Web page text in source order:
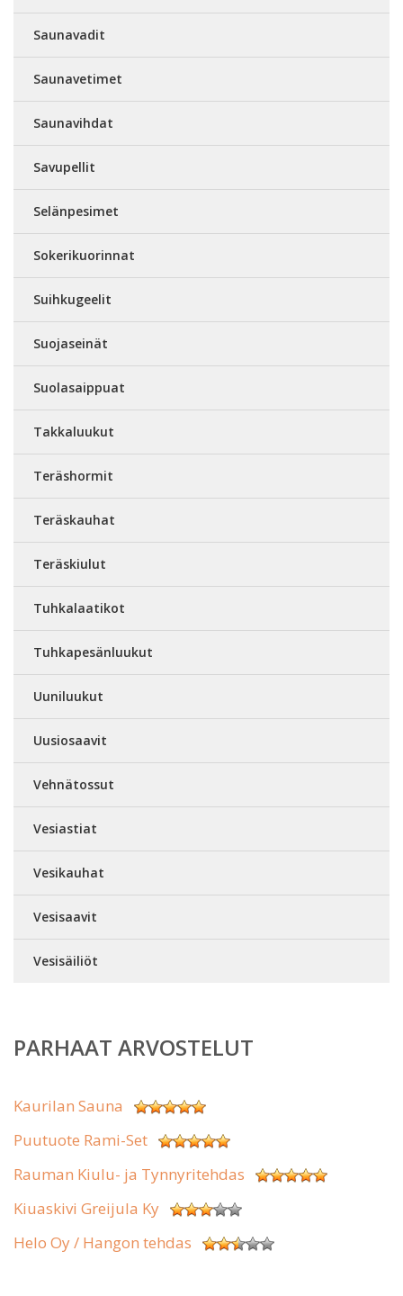
Saunavadit
Saunavetimet
Saunavihdat
Savupellit
Selänpesimet
Sokerikuorinnat
Suihkugeelit
Suojaseinät
Suolasaippuat
Takkaluukut
Teräshormit
Teräskauhat
Teräskiulut
Tuhkalaatikot
Tuhkapesänluukut
Uuniluukut
Uusiosaavit
Vehnätossut
Vesiastiat
Vesikauhat
Vesisaavit
Vesisäiliöt
PARHAAT ARVOSTELUT
Kaurilan Sauna
Puutuote Rami-Set
Rauman Kiulu- ja Tynnyritehdas
Kiuaskivi Greijula Ky
Helo Oy / Hangon tehdas